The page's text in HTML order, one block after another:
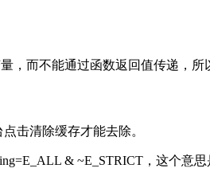
，而不能通过函数返回值传递，所
击清除缓存才能去除。
& ~E_STRICT，这个意